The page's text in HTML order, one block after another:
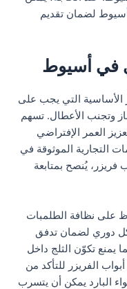
لضمان تقديم
في أسيوط
الأساسية التي يجب على
وتجنب الأعطال. تسهم
العمر الإفتراضي
التجارية الموثوقة في
يُنصح بمتابعة
على نظافة الطلمبات
دوري لضمان تدفق
يمنع تكوّن الثلج داخل
الفريزر للتأكد من
البارد يمكن أن يتسرب